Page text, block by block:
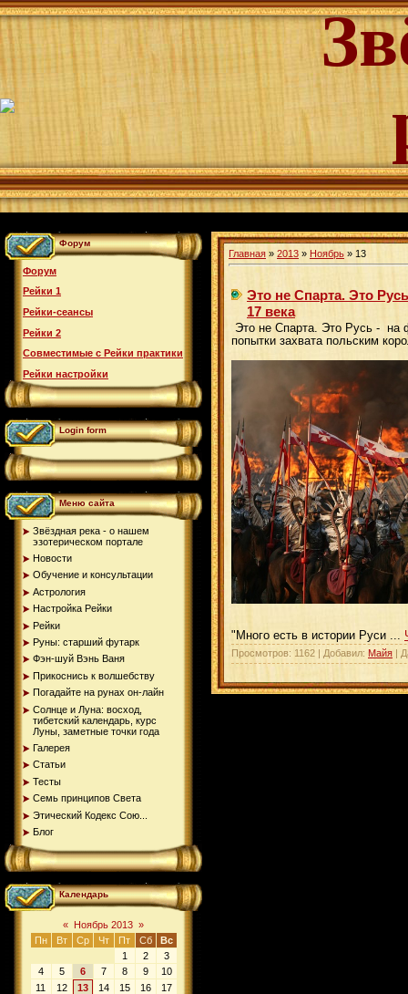
Форум
Форум
Рейки 1
Рейки-сеансы
Рейки 2
Совместимые с Рейки практики
Рейки настройки
Login form
Меню сайта
Звёздная река - о нашем
эзотерическом портале
Новости
Обучение и консультации
Астрология
Настройка Рейки
Рейки
Руны: старший футарк
Фэн-шуй Вэнь Ваня
Прикоснись к волшебству
Погадайте на рунах oн-лайн
Солнце и Луна: восход,
тибетский календарь, курс
Луны, заметные точки года
Галерея
Статьи
Тесты
Семь принципов Света
Этический Кодекс Сою...
Блог
Календарь
« Ноябрь 2013 »
Пн
Вт Ср Чт Пт Сб
Вс
1
2
3
4
5 6 7 8 9
10
11
12 13 14 15 16
17
Главная » 2013 » Ноябрь » 13
Это не Спарта. Это
17 века
Это не Спарта. Это Русь - на
попытки захвата польским
" Много есть в истории Руси
Просмотров: 1162 | Добавил: Майя |